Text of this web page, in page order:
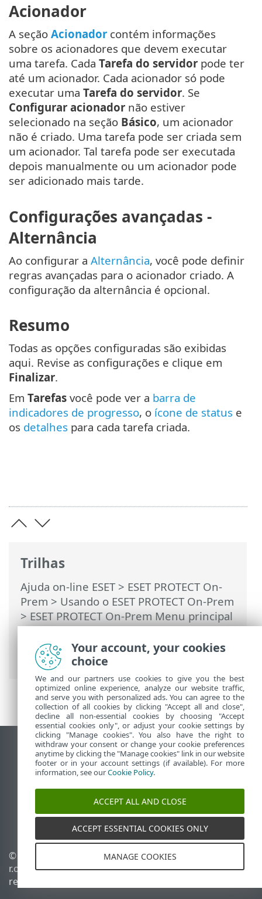
Trilhas
Ajuda on-line ESET> ESET PROTECT On-
Prem > Usando o ESET PROTECT On-Prem
> ESET PROTECT On-Prem Menu principal
>Tarefas>Tarefas do servidor>
Sincronização de grupo estático> Modo
de sincronização - VMware
Acionador
A seção Acionador contém informações
sobre os acionadores que devem executar
uma tarefa. Cada Tarefa do servidor pode ter
até um acionador. Cada acionador só pode
executar uma Tarefa do servidor. Se
Configurar acionador não estiver
selecionado na seção Básico, um acionador
não é criado. Uma tarefa pode ser criada sem
um acionador. Tal tarefa pode ser executada
depois manualmente ou um acionador pode
ser adicionado mais tarde.
Configurações avançadas -
Alternância
Ao configurar a Alternância, você pode definir
regras avançadas para o acionador criado. A
configuração da alternância é opcional.
Resumo
Todas as opções configuradas são exibidas
aqui. Revise as configurações e clique em
Finalizar.
Em Tarefas você pode ver a barra de
indicadores de progresso, o ícone de status e
os detalhes para cada tarefa criada.
Ver site para desktop
End of Life
Base de conhecimento ESET
Fórum ESET
ESET Status Portal
Suporte regional
© 1992 - 2026 ESET, spol. s
r.o. - Todos os direitos
reservados.
Gerenciar cookies
Política de cookies
Your account, your cookies
choice
We and our partners use cookies to give you the best
optimized online experience, analyze our website traffic,
and serve you with personalized ads. You can agree to the
collection of all cookies by clicking "Accept all and close",
decline all non-essential cookies by choosing "Accept
essential cookies only", or adjust your cookie settings by
clicking "Manage cookies". You also have the right to
withdraw your consent or change your cookie preferences
anytime by clicking the "Manage cookies" link in our website
footer or in your account settings (if available). For more
information, see ourCookie Policy.
ACCEPT ALL AND CLOSE
ACCEPT ESSENTIAL COOKIES ONLY
MANAGE COOKIES